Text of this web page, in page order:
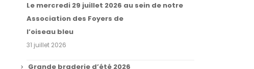
Le mercredi 29 juillet 2026 au sein de notre
Association des Foyers de
l’oiseau bleu
31 juillet 2026
Grande braderie d’été 2026